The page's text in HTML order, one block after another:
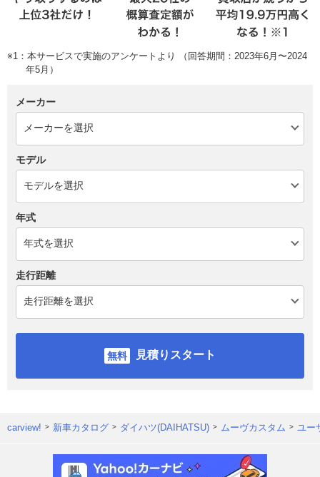
※1：本サービスで実施のアンケートより （回答期間：2023年6月〜2024
年5月）
メーカー
モデル
年式
走行距離
見積りスタート
carview! 新車カタログ ダイハツ(DAIHATSU) ムーヴカスタム ユー